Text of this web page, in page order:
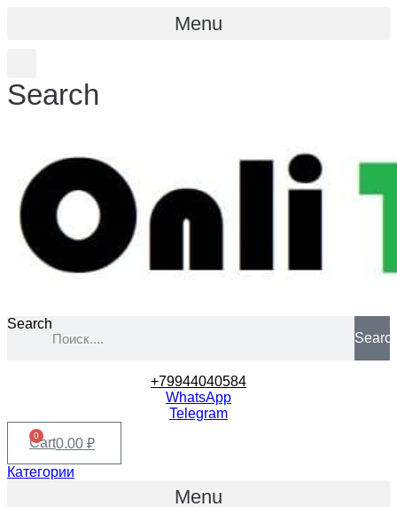
Menu
Search
Search
+79944040584
WhatsApp
Telegram
0.00 ₽
0
Cart
Категории
Menu